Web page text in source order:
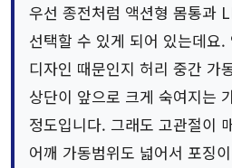
우선 종전처럼 액션형 몸통과
선택할 수 있게 되어 있는데요
디자인 때문인지 허리 중간 가
상단이 앞으로 크게 숙여지는
정도입니다. 그래도 고관절이
어깨 가동범위도 넓어서 포징